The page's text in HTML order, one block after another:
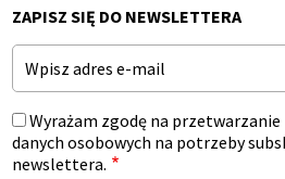
ZAPISZ SIĘ DO NEWSLETTERA
Email
Wyrażam zgodę na
danych osobowych na potrzeby
newslettera.